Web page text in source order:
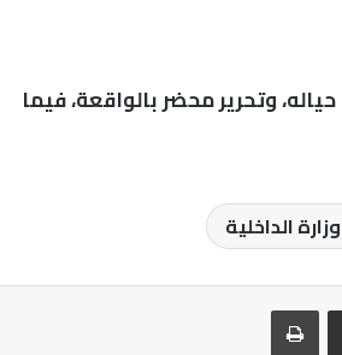
وتحرير محضر بالواقعة، فيما
وزارة الداخلية
مشاركة عبر البريد طباعة